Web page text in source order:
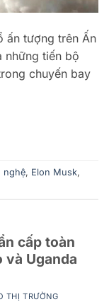
ấn tượng trên Ấn
những tiến bộ
chuyến bay
nghệ, Elon Musk,
cấp toàn
và Uganda
THỊ TRƯỜNG